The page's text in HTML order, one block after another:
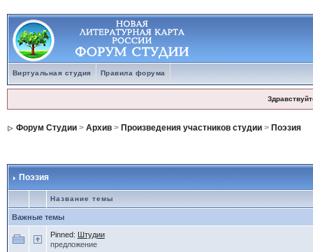
Виртуальная студия Правила форума
Форум Студии> Архив> Произведения участников студии> Поэзия
Поэзия
Название темы
Важные темы
Pinned: Штудии
предложение